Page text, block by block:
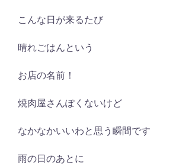
こんな日が来るたび
晴れごはんという
お店の名前！
焼肉屋さんぽくないけど
なかなかいいわと思う瞬間です
雨の日のあとに